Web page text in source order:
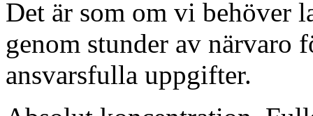
Det är som om vi behöver
genom stunder av närvaro
ansvarsfulla uppgifter.